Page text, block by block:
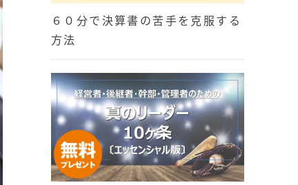
６０分で決算書の苦手を克服する
方法